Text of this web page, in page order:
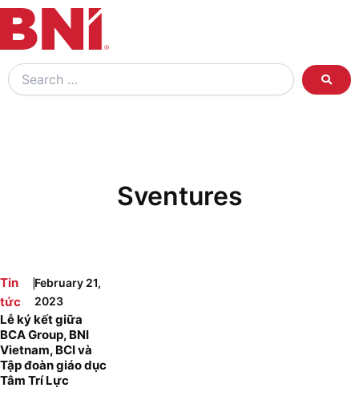
Search
…
Sventures
Tin
tức
|February 21,
2023
Lễ ký kết giữa
BCA Group, BNI
Vietnam, BCI và
Tập đoàn giáo dục
Tâm Trí Lực